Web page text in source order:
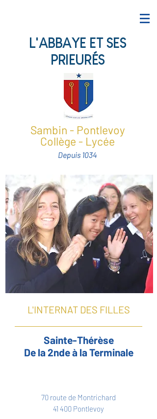
L'ABBAYE ET SES
PRIEURÉS
Sambin - Pontlevoy
Collège - Lycée
Depuis 1034
L'INTERNAT DES FILLES
Sainte-Thérèse
De la 2nde à la Terminale
70 route de Montrichard
41 400 Pontlevoy